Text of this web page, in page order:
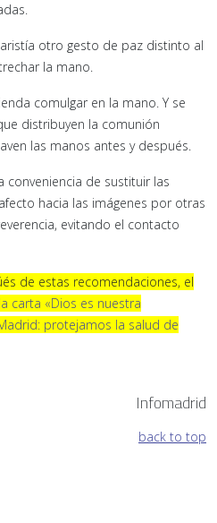
otro gesto de paz distinto al
la mano.
comulgar en la mano. Y se
distribuyen la comunión
las manos antes y después.
conveniencia de sustituir las
hacia las imágenes por otras
evitando el contacto
de estas recomendaciones, el
carta «Dios es nuestra
protejamos la salud de
Infomadrid
back to top